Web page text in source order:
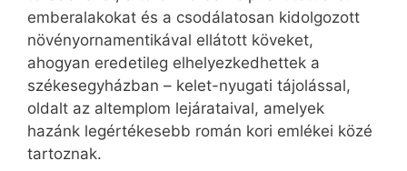
emberalakokat és a csodálatosan kidolgozott
növényornamentikával ellátott köveket,
ahogyan eredetileg elhelyezkedhettek a
székesegyházban – kelet-nyugati tájolással,
oldalt az altemplom lejárataival, amelyek
hazánk legértékesebb román kori emlékei közé
tartoznak.